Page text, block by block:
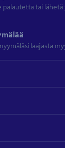
palautetta tai
laajasta